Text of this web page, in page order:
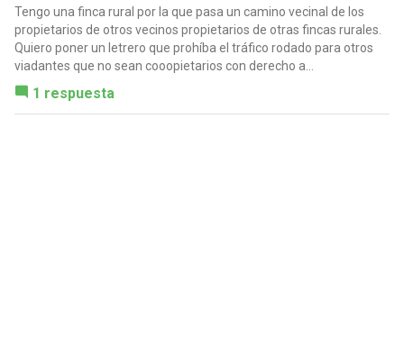
Tengo una finca rural por la que pasa un camino vecinal de los
propietarios de otros vecinos propietarios de otras fincas rurales.
Quiero poner un letrero que prohíba el tráfico rodado para otros
viadantes que no sean cooopietarios con derecho a...
1 respuesta